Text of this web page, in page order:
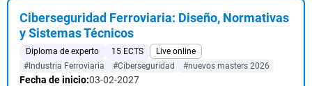
Ciberseguridad Ferroviaria: Diseño, Normativas
y Sistemas Técnicos
Diploma de experto 15 ECTS
Live online
#Industria Ferroviaria
#Ciberseguridad #nuevos masters 2026
Fecha de inicio:03-02-2027